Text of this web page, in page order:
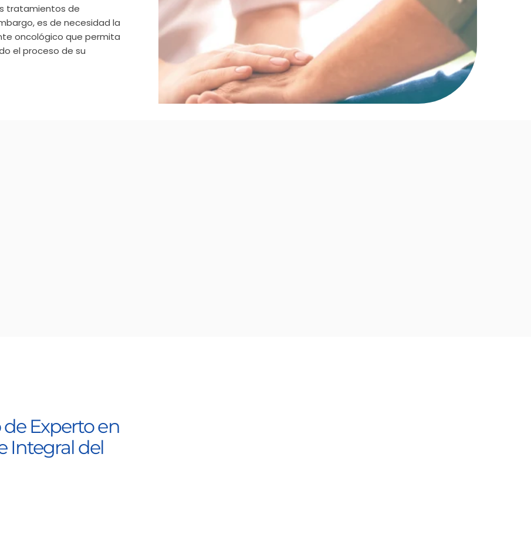
tratamientos de
es de necesidad la
oncológico que permita
el proceso de su
Experto en
Integral del